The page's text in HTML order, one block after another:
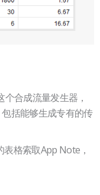
合成流量发生器，
括能够生成专有的传
格索取App Note，